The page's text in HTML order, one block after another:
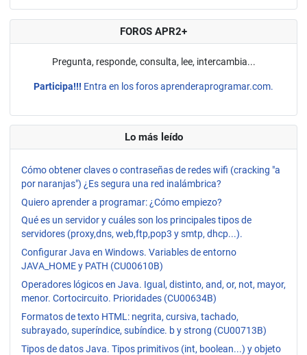
FOROS APR2+
Pregunta, responde, consulta, lee, intercambia...
Participa!!! Entra en los foros aprenderaprogramar.com.
Lo más leído
Cómo obtener claves o contraseñas de redes wifi (cracking "a
por naranjas") ¿Es segura una red inalámbrica?
Quiero aprender a programar: ¿Cómo empiezo?
Qué es un servidor y cuáles son los principales tipos de
servidores (proxy,dns, web,ftp,pop3 y smtp, dhcp...).
Configurar Java en Windows. Variables de entorno
JAVA_HOME y PATH (CU00610B)
Operadores lógicos en Java. Igual, distinto, and, or, not, mayor,
menor. Cortocircuito. Prioridades (CU00634B)
Formatos de texto HTML: negrita, cursiva, tachado,
subrayado, superíndice, subíndice. b y strong (CU00713B)
Tipos de datos Java. Tipos primitivos (int, boolean...) y objeto